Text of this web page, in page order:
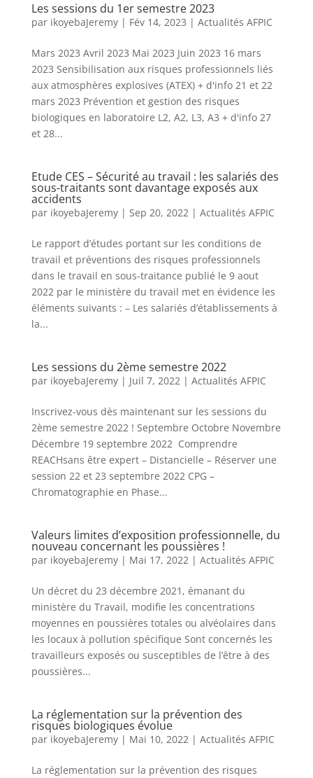
Les sessions du 1er semestre 2023
par ikoyebaJeremy| Fév 14, 2023 | Actualités AFPIC
Mars 2023 Avril 2023 Mai 2023 Juin 2023 16 mars
2023 Sensibilisation aux risques professionnels liés
aux atmosphères explosives (ATEX) + d'info 21 et 22
mars 2023 Prévention et gestion des risques
biologiques en laboratoire L2, A2, L3, A3 + d'info 27
et 28...
Etude CES – Sécurité au travail : les salariés des
sous-traitants sont davantage exposés aux
accidents
par ikoyebaJeremy| Sep 20, 2022| Actualités AFPIC
Le rapport d’études portant sur les conditions de
travail et préventions des risques professionnels
dans le travail en sous-traitance publié le 9 aout
2022 par le ministère du travail met en évidence les
éléments suivants : – Les salariés d’établissements à
la...
Les sessions du 2ème semestre 2022
par ikoyebaJeremy| Juil 7, 2022| Actualités AFPIC
Inscrivez-vous dès maintenant sur les sessions du
2ème semestre 2022 ! Septembre Octobre Novembre
Décembre 19 septembre 2022 Comprendre
REACHsans être expert – Distancielle – Réserver une
session 22 et 23 septembre 2022 CPG –
Chromatographie en Phase...
Valeurs limites d’exposition professionnelle, du
nouveau concernant les poussières !
par ikoyebaJeremy| Mai 17, 2022| Actualités AFPIC
Un décret du 23 décembre 2021, émanant du
ministère du Travail, modifie les concentrations
moyennes en poussières totales ou alvéolaires dans
les locaux à pollution spécifique Sont concernés les
travailleurs exposés ou susceptibles de l’être à des
poussières...
La réglementation sur la prévention des
risques biologiques évolue
par ikoyebaJeremy| Mai 10, 2022| Actualités AFPIC
La réglementation sur la prévention des risques